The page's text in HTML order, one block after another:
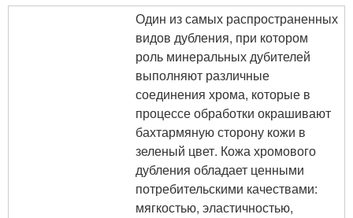
Один из самых распространенных
видов дубления, при котором
роль минеральных дубителей
выполняют различные
соединения хрома, которые в
процессе обработки окрашивают
бахтармяную сторону кожи в
зеленый цвет. Кожа хромового
дубления обладает ценными
потребительскими качествами:
мягкостью, эластичностью,